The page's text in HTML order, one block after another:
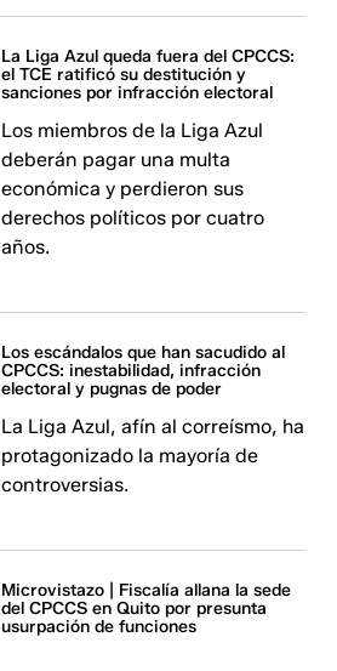
La Liga Azul queda fuera del CPCCS:
el TCE ratificó su destitución y
sanciones por infracción electoral
Los miembros de la Liga Azul
deberán pagar una multa
económica y perdieron sus
derechos políticos por cuatro
años.
Los escándalos que han sacudido al
CPCCS: inestabilidad, infracción
electoral y pugnas de poder
La Liga Azul, afín al correísmo, ha
protagonizado la mayoría de
controversias.
Microvistazo | Fiscalía allana la sede
del CPCCS en Quito por presunta
usurpación de funciones